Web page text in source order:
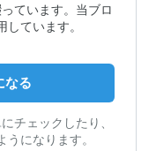
ています。当ブロ
ています。
なる
チェックしたり、
になります。